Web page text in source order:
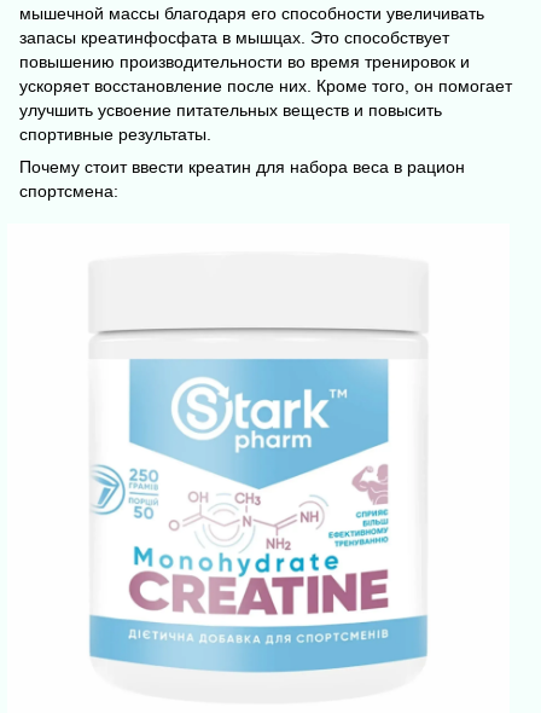
мышечной массы благодаря его способности увеличивать
запасы креатинфосфата в мышцах. Это способствует
повышению производительности во время тренировок и
ускоряет восстановление после них. Кроме того, он помогает
улучшить усвоение питательных веществ и повысить
спортивные результаты.
Почему стоит ввести креатин для набора веса в рацион
спортсмена: